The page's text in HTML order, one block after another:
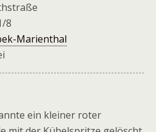
8
Marienthal
ein kleiner roter